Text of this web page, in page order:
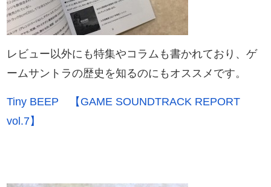
レビュー以外にも特集やコラムも書かれており、ゲ
ームサントラの歴史を知るのにもオススメです。
Tiny BEEP 【GAME SOUNDTRACK REPORT
vol.7】